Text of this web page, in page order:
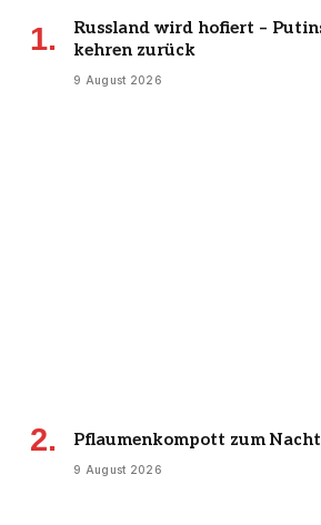
Russland wird hofiert –
kehren zurück
9 August 2026
Pflaumenkompott zum
9 August 2026